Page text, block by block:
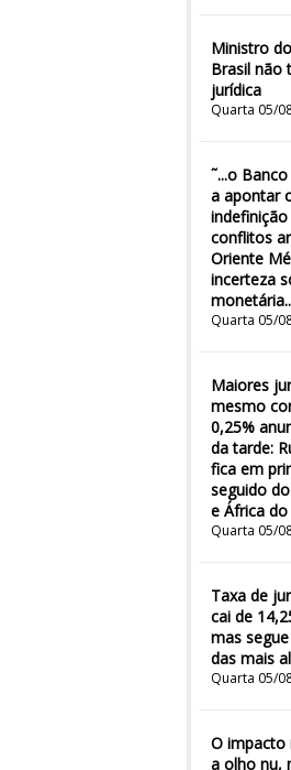
Ministro
Brasil não
jurídica
Quarta 05/
˜...o
a apontar
conflitos
Oriente
incerteza
Quarta 05/
Maiores
mesmo
0,25%
da tarde:
fica em
seguido
e África do
Quarta 05/
Taxa de
cai de
mas
das mais
Quarta 05/
O impacto
a olho nu,